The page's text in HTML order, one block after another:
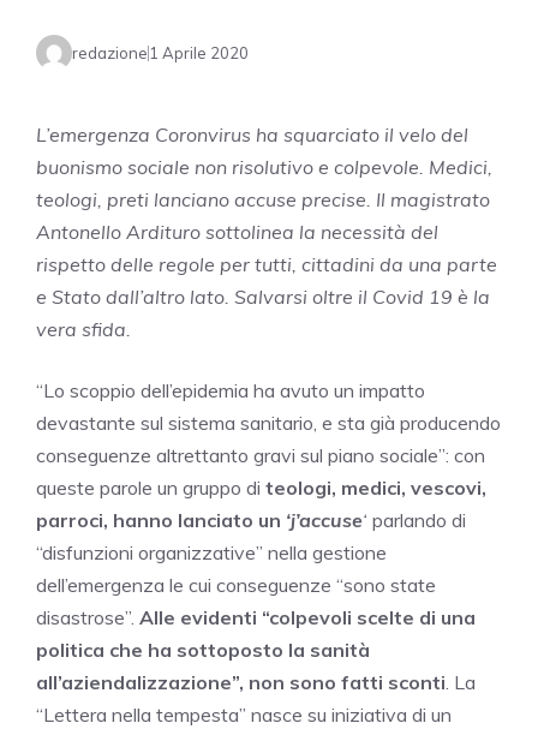
redazione 1 Aprile 2020
L’emergenza Coronvirus ha squarciato il velo del
buonismo sociale non risolutivo e colpevole. Medici,
teologi, preti lanciano accuse precise. Il magistrato
Antonello Ardituro sottolinea la necessità del
rispetto delle regole per tutti, cittadini da una parte
e Stato dall’altro lato. Salvarsi oltre il Covid 19 è la
vera sfida.
“Lo scoppio dell’epidemia ha avuto un impatto
devastante sul sistema sanitario, e sta già producendo
conseguenze altrettanto gravi sul piano sociale”: con
queste parole un gruppo di teologi, medici, vescovi,
parroci, hanno lanciato un ‘j’accuse‘ parlando di
“disfunzioni organizzative” nella gestione
dell’emergenza le cui conseguenze “sono state
disastrose”. Alle evidenti “colpevoli scelte di una
politica che ha sottoposto la sanità
all’aziendalizzazione”, non sono fatti sconti. La
“Lettera nella tempesta” nasce su iniziativa di un